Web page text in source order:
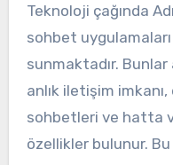
Teknoloji çağında
sohbet
sunmaktadır. Bunlar
anlık iletişim imkanı,
sohbetleri ve hatta
özellikler bulunur.